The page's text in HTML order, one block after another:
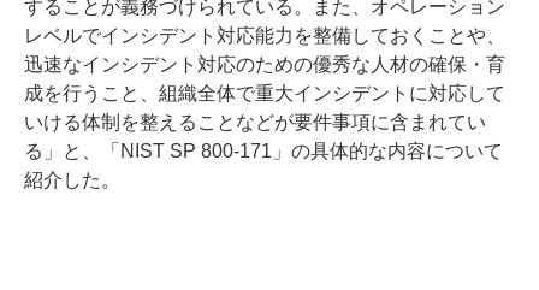
することが義務づけられている。また、オペレーション
レベルでインシデント対応能力を整備しておくことや、
迅速なインシデント対応のための優秀な人材の確保・育
成を行うこと、組織全体で重大インシデントに対応して
いける体制を整えることなどが要件事項に含まれてい
る」と、「NIST SP 800-171」の具体的な内容について
紹介した。